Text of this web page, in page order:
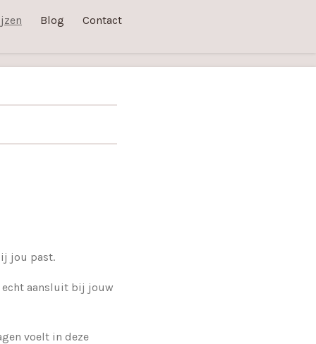
Blog Contact
jou past.
echt aansluit bij jouw
voelt in deze